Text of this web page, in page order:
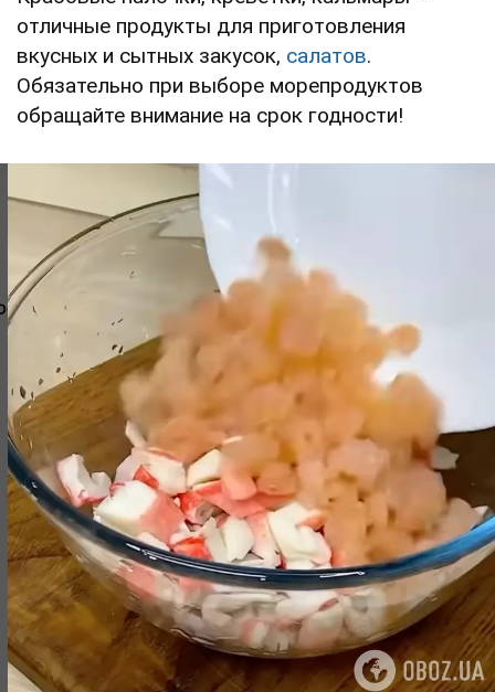
отличные продукты для приготовления
вкусных и сытных закусок, салатов.
Обязательно при выборе морепродуктов
обращайте внимание на срок годности!